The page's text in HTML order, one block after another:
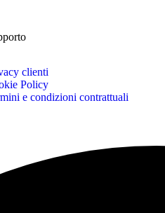
clienti
Policy
e condizioni contrattuali